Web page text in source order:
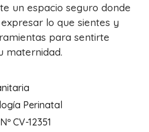
un espacio seguro donde
lo que sientes y
para sentirte
maternidad.
Perinatal
CV-12351